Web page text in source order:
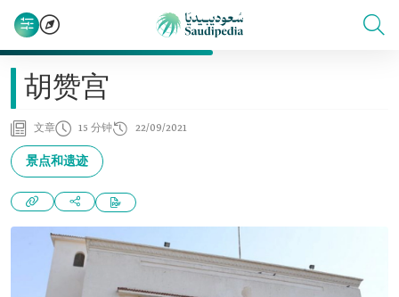
胡赞宫
文章 15 分钟 22/09/2021
景点和遗迹